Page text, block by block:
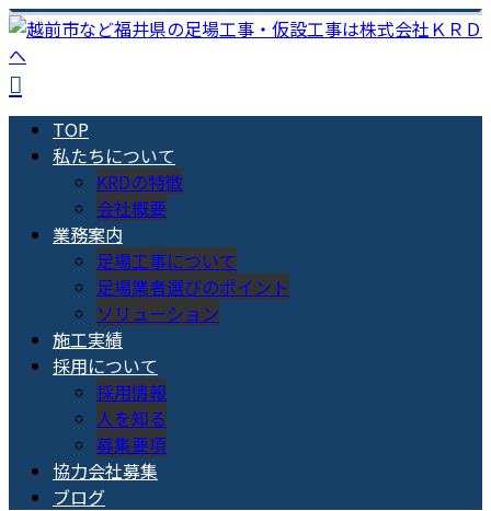
TOP
私たちについて
KRDの特徴
会社概要
業務案内
足場工事について
足場業者選びのポイント
ソリューション
施工実績
採用について
採用情報
人を知る
募集要項
協力会社募集
ブログ